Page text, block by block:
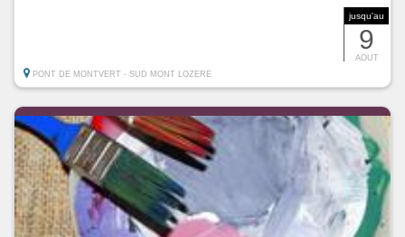
jusqu'au
9
AOUT
PONT DE MONTVERT - SUD MONT LOZERE